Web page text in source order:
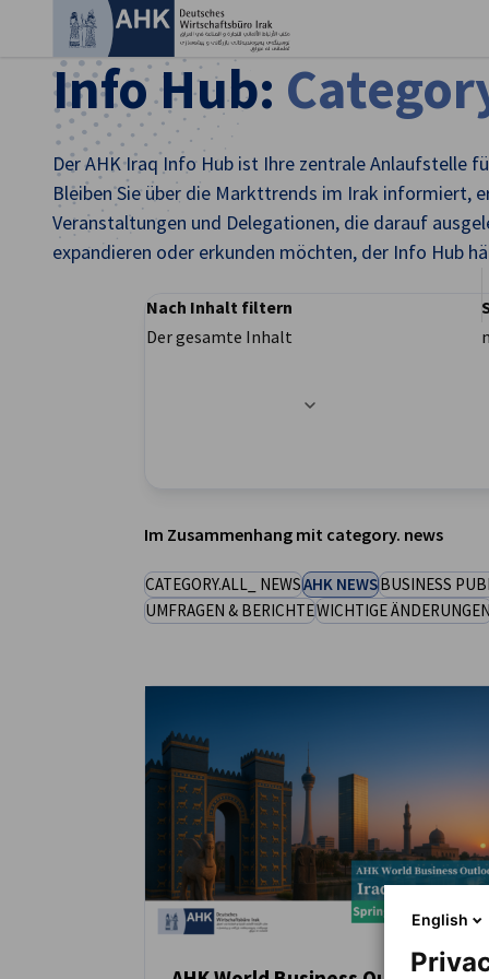
Iraq
Info Hub:
Der AHK Iraq Info Hub ist Ihre zentrale Anlaufstelle
Bleiben Sie über die Markttrends im Irak informiert,
Veranstaltungen und Delegationen, die darauf
expandieren oder erkunden möchten, der Info Hub
Filteroptionen wurden erfolgreich aktualisiert
Nach Inhalt filtern
Der gesamte Inhalt
Im Zusammenhang mit category. news
CATEGORY.ALL_ NEWSAHK NEWSBUSINESS
UMFRAGEN & BERICHTEWICHTIGE
English